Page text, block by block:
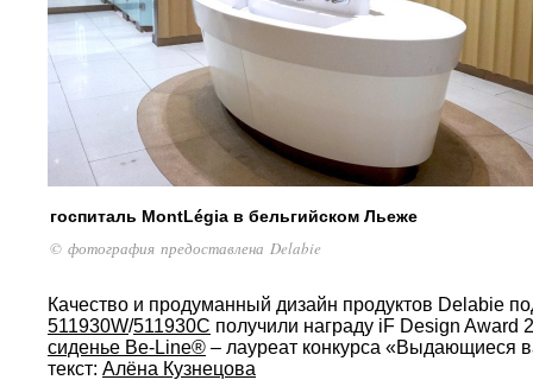
госпиталь MontLégia в бельгийском Льеже
© фотография предоставлена Delabie
Качество и продуманный дизайн продуктов Delabie
511930W/511930C получили награду iF Design Award
сиденье Be-Line® – лауреат конкурса «Выдающиеся
текст: Алёна Кузнецова